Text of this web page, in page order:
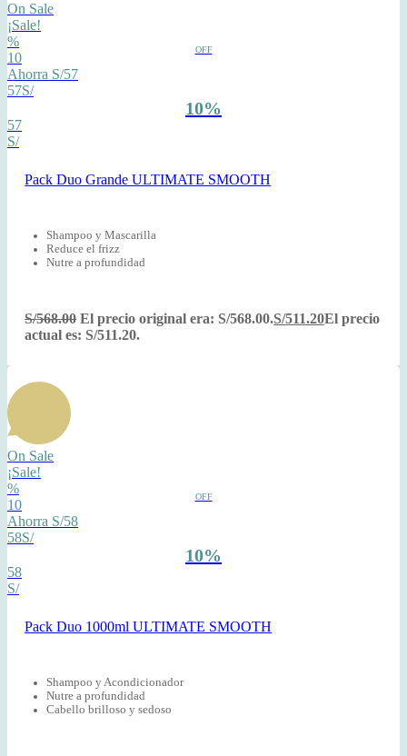
On Sale
¡Sale!
%
OFF
10
Ahorra S/57
57S/
10%
57
S/
Pack Duo Grande ULTIMATE SMOOTH
Shampoo y Mascarilla
Reduce el frizz
Nutre a profundidad
S/568.00 El precio original era: S/568.00.S/511.20El precio
actual es: S/511.20.
On Sale
¡Sale!
%
OFF
10
Ahorra S/58
58S/
10%
58
S/
Pack Duo 1000ml ULTIMATE SMOOTH
Shampoo y Acondicionador
Nutre a profundidad
Cabello brilloso y sedoso